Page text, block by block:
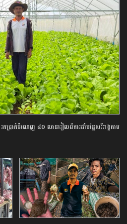
រាក់ចំណេញ ៤០ លានរៀលពីការដាំបន្លែសរីរាង្គតាម